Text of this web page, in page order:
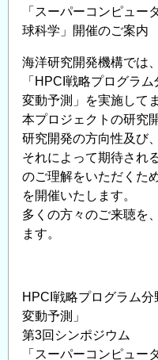
る
生
態
系
サ
ー
ビ
ス
の
活
用
法」
ス
受
講
生
「スーパーコンピュー
球科学」開催のご案内
海洋研究開発機構では
「HPCI戦略プログラ
変動予測」を実施して
本プロジェクトの研究
研究開発の方向性及び、
それによって期待され
のご理解をいただくた
を開催いたします。
多くの方々のご来聴を
ます。
HPCI戦略プログラム
変動予測」
第3回シンポジウム
「スーパーコンピュー